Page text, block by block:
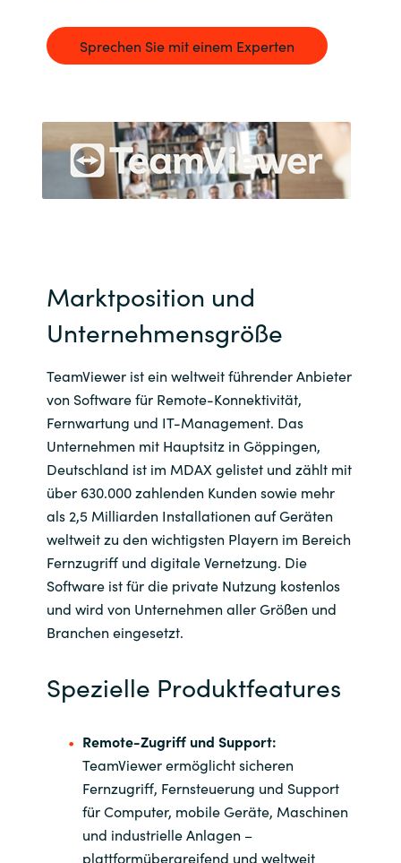
Iceland
Indonesia
Kingdom of Saudi Arabia
Middle East
Netherlands
Norway
Oman
Philippines
Poland
Portugal
Romania
Serbia
Sprechen Sie mit einem Experten
Marktposition und
Unternehmensgröße
TeamViewer ist ein weltweit führender Anbieter
von Software für Remote-Konnektivität,
Fernwartung und IT-Management. Das
Unternehmen mit Hauptsitz in Göppingen,
Deutschland ist im MDAX gelistet und zählt mit
über 630.000 zahlenden Kunden sowie mehr
als 2,5 Milliarden Installationen auf Geräten
weltweit zu den wichtigsten Playern im Bereich
Fernzugriff und digitale Vernetzung. Die
Software ist für die private Nutzung kostenlos
und wird von Unternehmen aller Größen und
Branchen eingesetzt.
Spezielle Produktfeatures
Remote-Zugriff und Support:
TeamViewer ermöglicht sicheren
Fernzugriff, Fernsteuerung und Support
für Computer, mobile Geräte, Maschinen
und industrielle Anlagen –
plattformübergreifend und weltweit